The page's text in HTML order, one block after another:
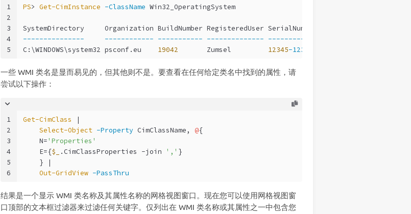
1
2
3
4
5
PS> Get-CimInstance -ClassName Win32_OperatingSystem
SystemDirectory     Organization BuildNumber RegisteredUser SerialNumber            Version
---------------
------------ ----------- -------------- ------------
C:\WINDOWS\system32 psconf.eu 19042
       Zumsel
12345-12345-12345-AAOEM
一些 WMI 类名是显而易见的，但其他则不是。要查看在任何给定类名中找到的属性，请
尝试以下操作：
1
2
3
4
5
6
Get-CimClass |
Select-Object -Property CimClassName, @{
    N=
'Properties'
    E={
$_ .CimClassProperties -join ',' }
    } |
Out-GridView -PassThru
结果是一个显示 WMI 类名称及其属性名称的网格视图窗口。现在您可以使用网格视图窗
口顶部的文本框过滤器来过滤任何关键字。仅列出在 WMI 类名称或其属性之一中包含您